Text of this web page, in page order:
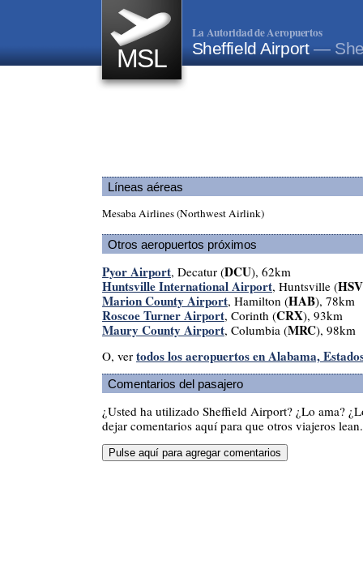
MSL
La Autoridad de Aeropuertos
Sheffield Airport—
Líneas aéreas
Mesaba Airlines (Northwest Airlink)
Otros aeropuertos próximos
Pyor Airport, Decatur (DCU), 62km
Huntsville International Airport, Huntsville (HSV
Marion County Airport, Hamilton (HAB), 78km
Roscoe Turner Airport, Corinth (CRX), 93km
Maury County Airport, Columbia (MRC), 98km
O, ver todos los aeropuertos en Alabama,
Comentarios del pasajero
¿Usted ha utilizado Sheffield Airport? ¿Lo ama?
dejar comentarios aquí para que otros viajeros lean.